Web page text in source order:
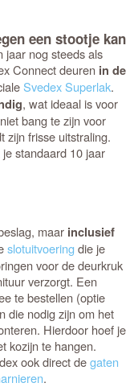
een stootje kan
jaar nog steeds als
Connect deuren in de
Svedex Superlak.
, wat ideaal is voor
bang te zijn voor
zijn frisse uitstraling.
standaard 10 jaar
maar inclusief
slotuitvoeringdie je
voor de deurkruk
verzorgt. Een
te bestellen (optie
die nodig zijn om het
Hierdoor hoef je
kozijn te hangen.
ook direct degaten
.